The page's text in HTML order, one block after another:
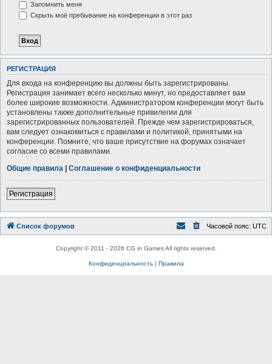
Запомнить меня
Скрыть моё пребывание на конференции в этот раз
РЕГИСТРАЦИЯ
Для входа на конференцию вы должны быть зарегистрированы.
Регистрация занимает всего несколько минут, но предоставляет вам
более широкие возможности. Администратором конференции могут быть
установлены также дополнительные привилегии для
зарегистрированных пользователей. Прежде чем зарегистрироваться,
вам следует ознакомиться с правилами и политикой, принятыми на
конференции. Помните, что ваше присутствие на форумах означает
согласие со всеми правилами.
Общие правила | Соглашение о конфиденциальности
Регистрация
Список форумов Часовой пояс: UTC
Copyright © 2011 - 2026 CG in Games All rights reserved.
Конфиденциальность| Правила